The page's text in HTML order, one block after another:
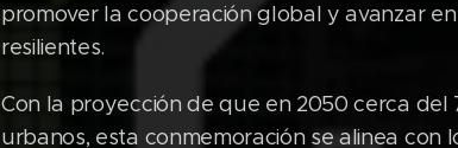
promover la cooperación global y avanzar
resilientes.
Con la proyección de que en 2050 cerca
urbanos, esta conmemoración se alinea con